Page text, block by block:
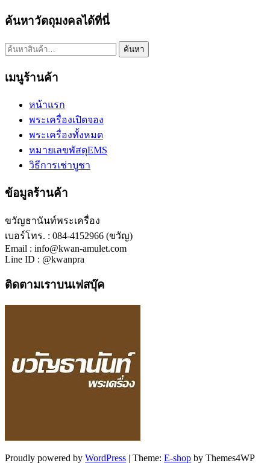
ค้นหาวัตถุมงคลได้ที่นี่
ค้นหา: ค้นหา
เมนูร้านค้า
หน้าแรก
พระเครื่องเปิดจอง
พระเครื่องทั้งหมด
หมายเลขพัสดุEMS
วิธีการเช่าบูชา
ข้อมูลร้านค้า
ขวัญธานันท์พระเครื่อง
เบอร์โทร. : 084-4152966 (ขวัญ)
Email : info@kwan-amulet.com
Line ID : @kwanpra
ติดตามเราบนเฟสบุ๊ค
Proudly powered by WordPress | Theme: E-shop by Themes4WP